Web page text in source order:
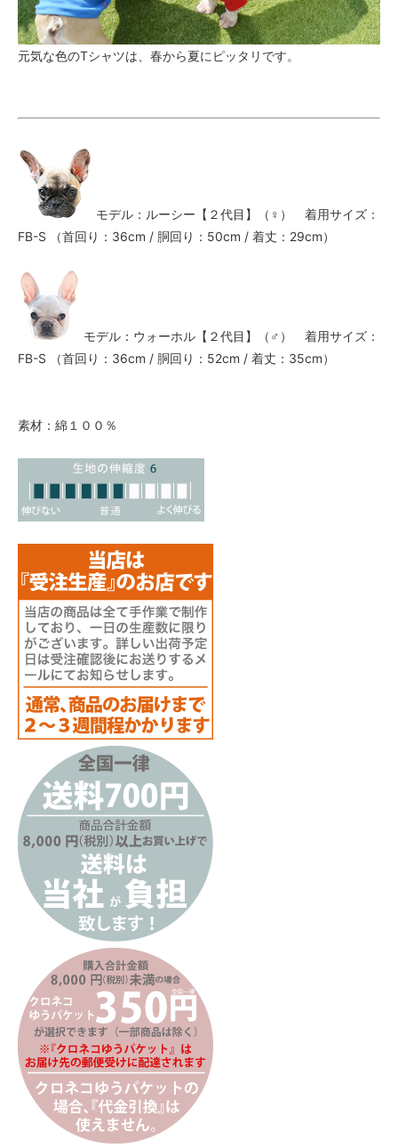
元気な色のTシャツは、春から夏にピッタリです。
モデル：ルーシー【２代目】（♀） 着用サイズ：
FB-S （首回り：36cm / 胴回り：50cm / 着丈：29cm）
モデル：ウォーホル【２代目】（♂） 着用サイズ：
FB-S （首回り：36cm / 胴回り：52cm / 着丈：35cm）
素材：綿１００％